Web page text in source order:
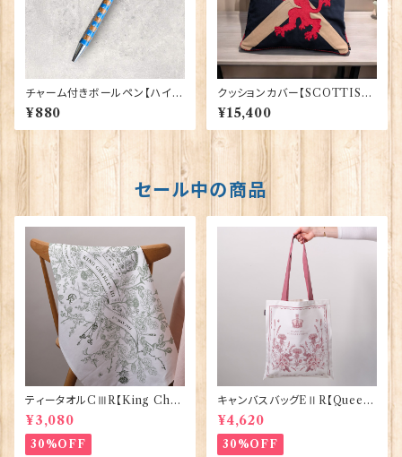
チャーム付きボールペン【ハイラ
ンド・カウ】Euro Stick 90394
¥880
クッションカバー【SCOTTISH
LION】Woven Magic 40165
¥15,400
セール中の商品
ティータオルCⅢR【King Char
lesⅢ Coronation】Victoria
Eggs 50129
¥3,080
30%OFF
キャンバスバッグEⅡR【Queen
ElizabethⅡ Commemorativ
e】Victoria Eggs 90332
¥4,620
30%OFF